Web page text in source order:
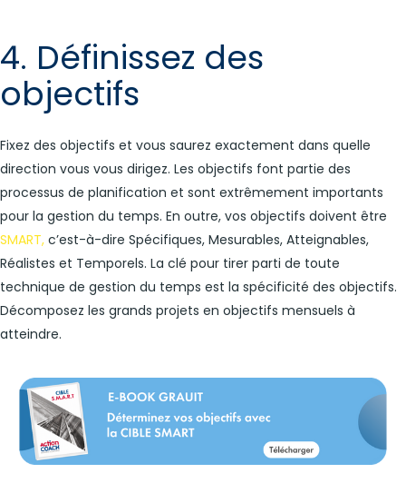
4. Définissez des
objectifs
Fixez des objectifs et vous saurez exactement dans quelle
direction vous vous dirigez. Les objectifs font partie des
processus de planification et sont extrêmement importants
pour la gestion du temps. En outre, vos objectifs doivent être
SMART, c’est-à-dire Spécifiques, Mesurables, Atteignables,
Réalistes et Temporels. La clé pour tirer parti de toute
technique de gestion du temps est la spécificité des objectifs.
Décomposez les grands projets en objectifs mensuels à
atteindre.